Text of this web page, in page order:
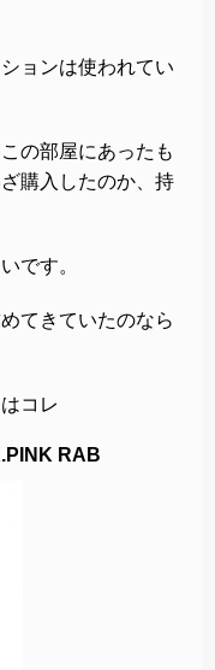
ョンは使われてい
の部屋にあったも
購入したのか、持
です。
てきていたのなら
コレ
RAB